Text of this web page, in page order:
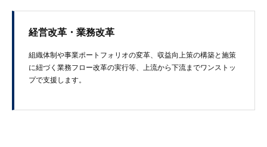
経営改革・業務改革
組織体制や​事業ポートフォリオの​変革、​収益向上策の​構築と​施策
に​紐づく​業務フロー改革の​実行等、​上流から​下流まで​ワンストッ
プで​支援します。